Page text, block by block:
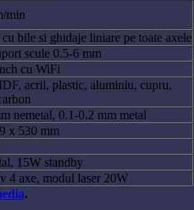
min
bile si ghidaje liniare pe toate axele
scule 0.5-6 mm
cu WiFi
acril, plastic, aluminiu, cupru,
nemetal, 0.1-0.2 mm metal
x 530 mm
15W standby
4 axe, modul laser 20W
.